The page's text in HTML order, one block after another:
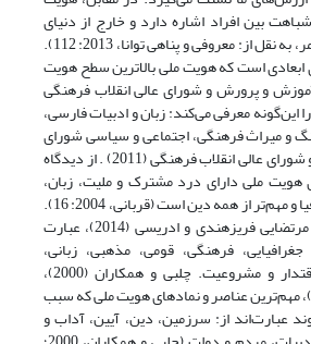
بین افراد اشاره دارد و خارج از دنیای
اجتماعی معنا ندارد (بلومر، به نقل از: معروفی و پناهی توانا، 2013: 112).
است که هویت ملی بالاترین سطح هویت
و پرورش و شورای عالی انقلاب فرهنگی
را این‌گونه معرفی می‌کند: زبان و ادبیات فارسی،
و میراث فرهنگی، اجتماعی و سیاسی شورای
عالی آموزش و پرورش و شورای عالی انقلاب فرهنگی (2011) . از دیدگاه
هویت ملی دارای درد مشترک و ملیت، زبان،
نژاد، سنن، اقلیم، جغرافیا و مهم‌تر از همه دین است (قربانی، 2004: 16).
ابعاد هویت ملی از نظر مرتضایی فریزهندی و ادریسی (2014)، عبارت
فرهنگی، قومی، مذهبی، زبانی،
اسطوره‌ای، اقتصادی، اقتدار و مشروعیت. چلبی و همکاران (2000)،
قنبری و همکاران (2018)، مهم‌ترین عناصر و نمادهای هویت ملی که سبب
عبارت‌اند از: سرزمین، دین، آیین، آداب و